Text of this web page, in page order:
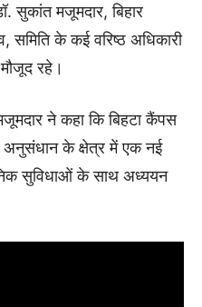
सुकांत मजूमदार, बिहार
समिति के कई वरिष्ठ अधिकारी
रहे।
ने कहा कि बिहटा कैंपस
अनुसंधान के क्षेत्र में एक नई
सुविधाओं के साथ अध्ययन